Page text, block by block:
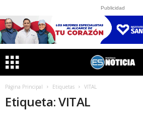
Publicidad
Página Principal Etiquetas VITAL
Etiqueta: VITAL